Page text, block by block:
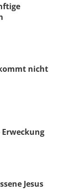
nicht
Jesus